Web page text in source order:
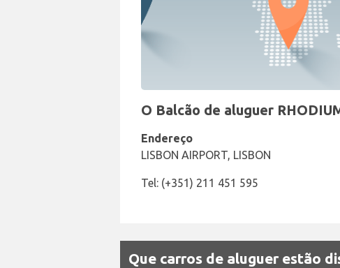
O Balcão de aluguer
Endereço
LISBON AIRPORT, LISBON
Tel: (+351) 211 451 595
Que carros de aluguer estão